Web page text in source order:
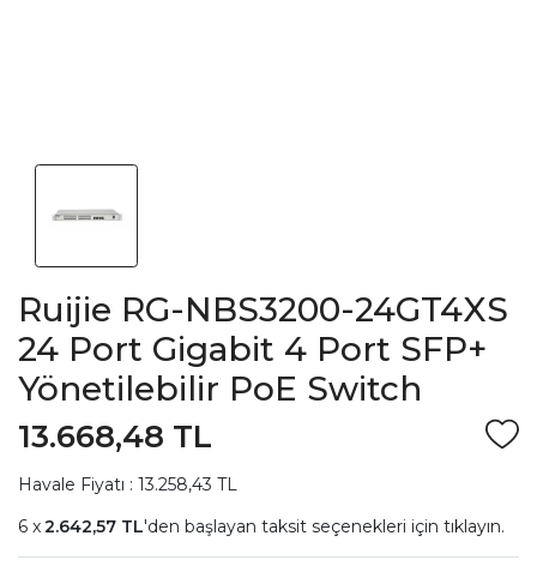
Ruijie RG-NBS3200-24GT4XS
24 Port Gigabit 4 Port SFP+
Yönetilebilir PoE Switch
13.668,48 TL
Havale Fiyatı : 13.258,43 TL
2.642,57 TL'den başlayan taksit seçenekleri için tıklayın.